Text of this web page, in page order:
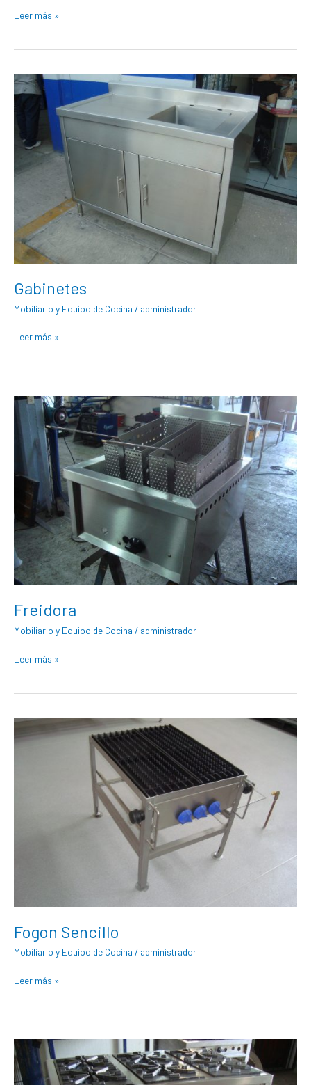
Leer más »
Gabinetes
Mobiliario y Equipo de Cocina / administrador
Gabinetes
Leer más »
Freidora
Mobiliario y Equipo de Cocina / administrador
Freidora
Leer más »
Fogon Sencillo
Mobiliario y Equipo de Cocina / administrador
Fogon
Sencillo
Leer más »
Estufas